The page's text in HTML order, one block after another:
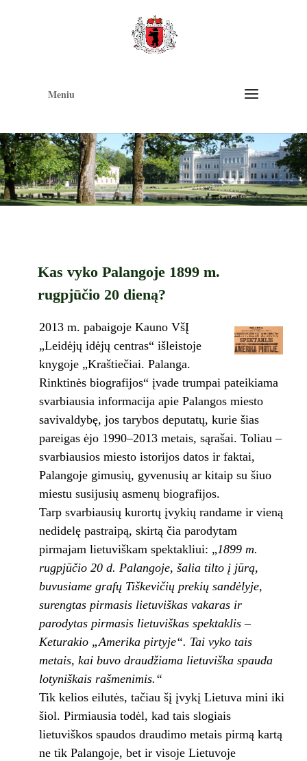
Meniu
Kas vyko Palangoje 1899 m.
rugpjūčio 20 dieną?
2013 m. pabaigoje Kauno VšĮ
„Leidėjų idėjų centras“ išleistoje
knygoje „Kraštiečiai. Palanga.
Rinktinės biografijos“ įvade trumpai pateikiama
svarbiausia informacija apie Palangos miesto
savivaldybę, jos tarybos deputatų, kurie šias
pareigas ėjo 1990–2013 metais, sąrašai. Toliau –
svarbiausios miesto istorijos datos ir faktai,
Palangoje gimusių, gyvenusių ar kitaip su šiuo
miestu susijusių asmenų biografijos.
Tarp svarbiausių kurortų įvykių randame ir vieną
nedidelę pastraipą, skirtą čia parodytam
pirmajam lietuviškam spektakliui: „1899 m.
rugpjūčio 20 d. Palangoje, šalia tilto į jūrą,
buvusiame grafų Tiškevičių prekių sandėlyje,
surengtas pirmasis lietuviškas vakaras ir
parodytas pirmasis lietuviškas spektaklis –
Keturakio „Amerika pirtyje“. Tai vyko tais
metais, kai buvo draudžiama lietuviška spauda
lotyniškais rašmenimis.“
Tik kelios eilutės, tačiau šį įvykį Lietuva mini iki
šiol. Pirmiausia todėl, kad tais slogiais
lietuviškos spaudos draudimo metais pirmą kartą
ne tik Palangoje, bet ir visoje Lietuvoje